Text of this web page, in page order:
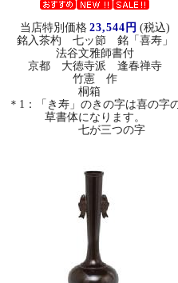
当店特別価格 23,544円 (税込)
銘入茶杓 七ッ節 銘「喜寿」
法谷文雅師書付
京都 大徳寺派 逢春禅寺
竹憲 作
桐箱
＊1：「き寿」のきの字は喜の字
草書体になります。
七が三つの字